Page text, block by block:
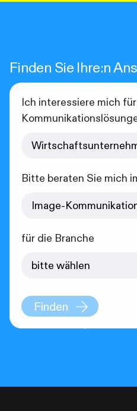
Finden Sie Ihre:n
Ich interessiere mich für
Bitte beraten Sie mich
für die Branche
Finden